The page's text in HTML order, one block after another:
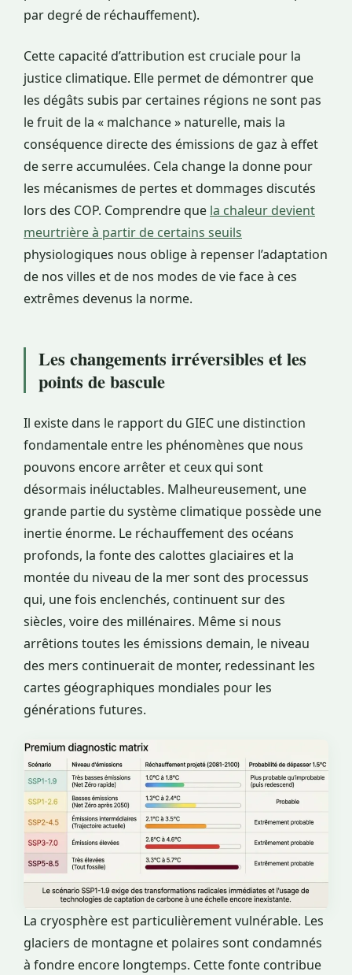
par degré de réchauffement).
Cette capacité d’attribution est cruciale pour la
justice climatique. Elle permet de démontrer que
les dégâts subis par certaines régions ne sont pas
le fruit de la « malchance » naturelle, mais la
conséquence directe des émissions de gaz à effet
de serre accumulées. Cela change la donne pour
les mécanismes de pertes et dommages discutés
lors des COP. Comprendre que la chaleur devient
meurtrière à partir de certains seuils
physiologiques nous oblige à repenser l’adaptation
de nos villes et de nos modes de vie face à ces
extrêmes devenus la norme.
Les changements irréversibles et les
points de bascule
Il existe dans le rapport du GIEC une distinction
fondamentale entre les phénomènes que nous
pouvons encore arrêter et ceux qui sont
désormais inéluctables. Malheureusement, une
grande partie du système climatique possède une
inertie énorme. Le réchauffement des océans
profonds, la fonte des calottes glaciaires et la
montée du niveau de la mer sont des processus
qui, une fois enclenchés, continuent sur des
siècles, voire des millénaires. Même si nous
arrêtions toutes les émissions demain, le niveau
des mers continuerait de monter, redessinant les
cartes géographiques mondiales pour les
générations futures.
La cryosphère est particulièrement vulnérable. Les
glaciers de montagne et polaires sont condamnés
à fondre encore longtemps. Cette fonte contribue